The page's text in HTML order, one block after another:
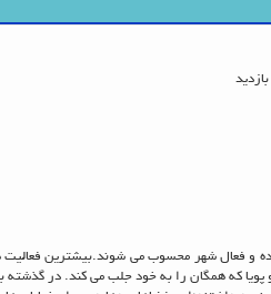
و فعال شهر محسوب می شوند.بیشترین
که همگان را به خود جلب می کند. در گذشته